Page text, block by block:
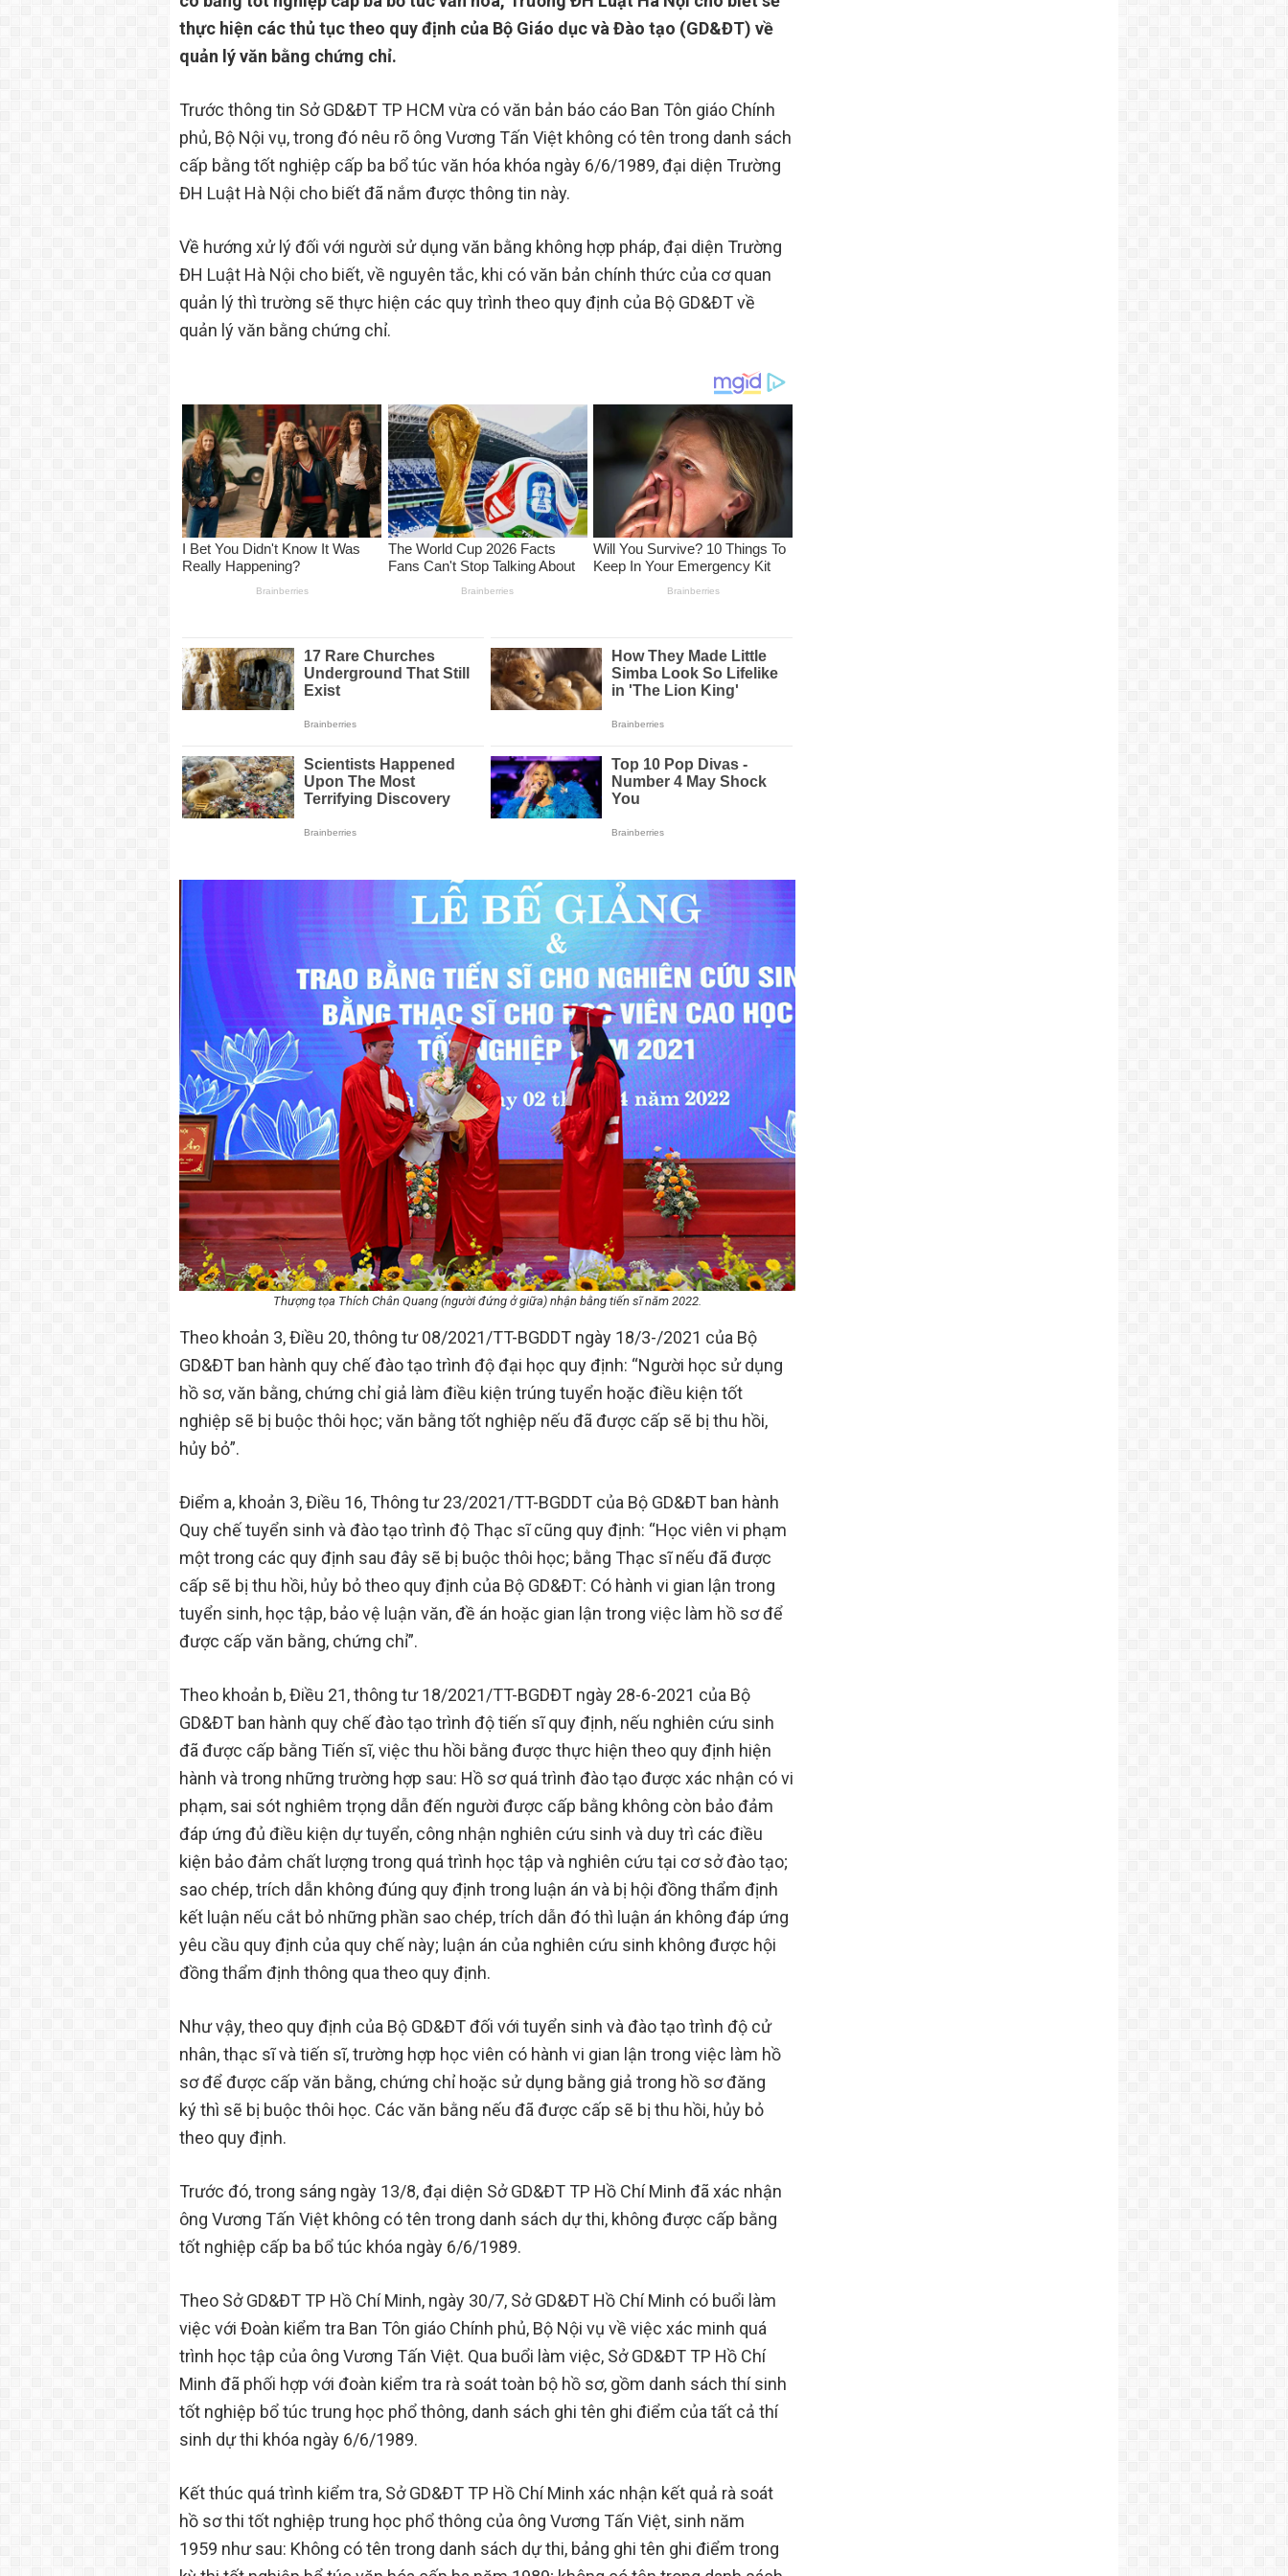
thực hiện các thủ tục theo quy định của Bộ Giáo dục và Đào tạo (GD&ĐT) về
quản lý văn bằng chứng chỉ.
Trước thông tin Sở GD&ĐT TP HCM vừa có văn bản báo cáo Ban Tôn giáo Chính
phủ, Bộ Nội vụ, trong đó nêu rõ ông Vương Tấn Việt không có tên trong danh sách
cấp bằng tốt nghiệp cấp ba bổ túc văn hóa khóa ngày 6/6/1989, đại diện Trường
ĐH Luật Hà Nội cho biết đã nắm được thông tin này.
Về hướng xử lý đối với người sử dụng văn bằng không hợp pháp, đại diện Trường
ĐH Luật Hà Nội cho biết, về nguyên tắc, khi có văn bản chính thức của cơ quan
quản lý thì trường sẽ thực hiện các quy trình theo quy định của Bộ GD&ĐT về
quản lý văn bằng chứng chỉ.
Thượng tọa Thích Chân Quang (người đứng ở giữa) nhận bằng tiến sĩ năm 2022.
Theo khoản 3, Điều 20, thông tư 08/2021/TT-BGDDT ngày 18/3-/2021 của Bộ
GD&ĐT ban hành quy chế đào tạo trình độ đại học quy định: “Người học sử dụng
hồ sơ, văn bằng, chứng chỉ giả làm điều kiện trúng tuyển hoặc điều kiện tốt
nghiệp sẽ bị buộc thôi học; văn bằng tốt nghiệp nếu đã được cấp sẽ bị thu hồi,
hủy bỏ”.
Điểm a, khoản 3, Điều 16, Thông tư 23/2021/TT-BGDDT của Bộ GD&ĐT ban hành
Quy chế tuyển sinh và đào tạo trình độ Thạc sĩ cũng quy định: “Học viên vi phạm
một trong các quy định sau đây sẽ bị buộc thôi học; bằng Thạc sĩ nếu đã được
cấp sẽ bị thu hồi, hủy bỏ theo quy định của Bộ GD&ĐT: Có hành vi gian lận trong
tuyển sinh, học tập, bảo vệ luận văn, đề án hoặc gian lận trong việc làm hồ sơ để
được cấp văn bằng, chứng chỉ”.
Theo khoản b, Điều 21, thông tư 18/2021/TT-BGDĐT ngày 28-6-2021 của Bộ
GD&ĐT ban hành quy chế đào tạo trình độ tiến sĩ quy định, nếu nghiên cứu sinh
đã được cấp bằng Tiến sĩ, việc thu hồi bằng được thực hiện theo quy định hiện
hành và trong những trường hợp sau: Hồ sơ quá trình đào tạo được xác nhận có vi
phạm, sai sót nghiêm trọng dẫn đến người được cấp bằng không còn bảo đảm
đáp ứng đủ điều kiện dự tuyển, công nhận nghiên cứu sinh và duy trì các điều
kiện bảo đảm chất lượng trong quá trình học tập và nghiên cứu tại cơ sở đào tạo;
sao chép, trích dẫn không đúng quy định trong luận án và bị hội đồng thẩm định
kết luận nếu cắt bỏ những phần sao chép, trích dẫn đó thì luận án không đáp ứng
yêu cầu quy định của quy chế này; luận án của nghiên cứu sinh không được hội
đồng thẩm định thông qua theo quy định.
Như vậy, theo quy định của Bộ GD&ĐT đối với tuyển sinh và đào tạo trình độ cử
nhân, thạc sĩ và tiến sĩ, trường hợp học viên có hành vi gian lận trong việc làm hồ
sơ để được cấp văn bằng, chứng chỉ hoặc sử dụng bằng giả trong hồ sơ đăng
ký thì sẽ bị buộc thôi học. Các văn bằng nếu đã được cấp sẽ bị thu hồi, hủy bỏ
theo quy định.
Trước đó, trong sáng ngày 13/8, đại diện Sở GD&ĐT TP Hồ Chí Minh đã xác nhận
ông Vương Tấn Việt không có tên trong danh sách dự thi, không được cấp bằng
tốt nghiệp cấp ba bổ túc khóa ngày 6/6/1989.
Theo Sở GD&ĐT TP Hồ Chí Minh, ngày 30/7, Sở GD&ĐT Hồ Chí Minh có buổi làm
việc với Đoàn kiểm tra Ban Tôn giáo Chính phủ, Bộ Nội vụ về việc xác minh quá
trình học tập của ông Vương Tấn Việt. Qua buổi làm việc, Sở GD&ĐT TP Hồ Chí
Minh đã phối hợp với đoàn kiểm tra rà soát toàn bộ hồ sơ, gồm danh sách thí sinh
tốt nghiệp bổ túc trung học phổ thông, danh sách ghi tên ghi điểm của tất cả thí
sinh dự thi khóa ngày 6/6/1989.
Kết thúc quá trình kiểm tra, Sở GD&ĐT TP Hồ Chí Minh xác nhận kết quả rà soát
hồ sơ thi tốt nghiệp trung học phổ thông của ông Vương Tấn Việt, sinh năm
1959 như sau: Không có tên trong danh sách dự thi, bảng ghi tên ghi điểm trong